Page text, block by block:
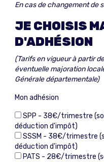
En cas de changement de
JE CHOISIS
D'ADHÉSION
(Tarifs en vigueur à partir
éventuelle majoration
Générale départementale)
Mon adhésion
SPP - 38€/trimestre
déduction d'impôt)
SSSM - 38€/trimestre
déduction d'impôt)
PATS - 28€/trimestre